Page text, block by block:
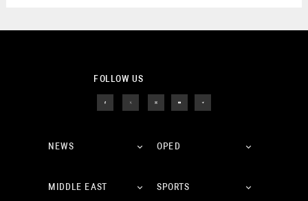
FOLLOW US
NEWS OPED
MIDDLE EAST SPORTS